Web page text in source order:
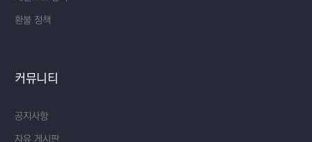
환불 정책
커뮤니티
공지사항
자유 게시판